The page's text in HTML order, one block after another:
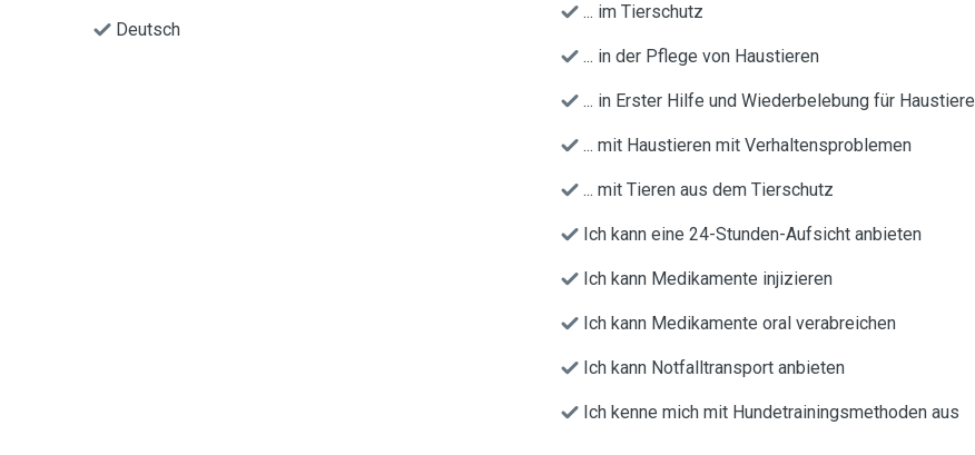
Deutsch
... im Tierschutz
... in der Pflege von Haustieren
... in Erster Hilfe und Wiederbelebung für Haustiere
... mit Haustieren mit Verhaltensproblemen
... mit Tieren aus dem Tierschutz
Ich kann eine 24-Stunden-Aufsicht anbieten
Ich kann Medikamente injizieren
Ich kann Medikamente oral verabreichen
Ich kann Notfalltransport anbieten
Ich kenne mich mit Hundetrainingsmethoden aus